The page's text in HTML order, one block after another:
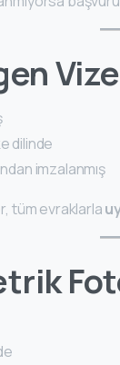
dilinde
imzalanmış
tüm evraklarla